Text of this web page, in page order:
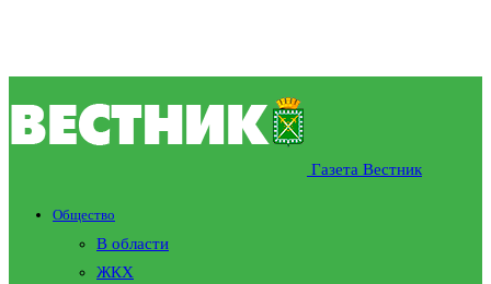
Газета Вестник
Общество
В области
ЖКХ